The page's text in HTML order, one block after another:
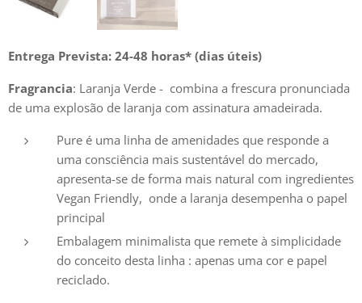
Entrega Prevista: 24-48 horas* (dias úteis)
Fragrancia: Laranja Verde - combina a frescura pronunciada
de uma explosão de laranja com assinatura amadeirada.
Pure é uma linha de amenidades que responde a
uma consciência mais sustentável do mercado,
apresenta-se de forma mais natural com ingredientes
Vegan Friendly, onde a laranja desempenha o papel
principal
Embalagem minimalista que remete à simplicidade
do conceito desta linha : apenas uma cor e papel
reciclado.